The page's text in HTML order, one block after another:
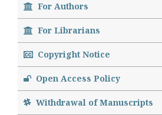
For Authors
For Librarians
Copyright Notice
Open Access Policy
Withdrawal of Manuscripts